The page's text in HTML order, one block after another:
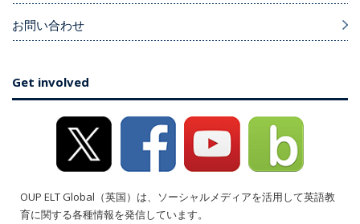
お問い合わせ
Get involved
OUP ELT Global（英国）は、ソーシャルメディアを活用して英語教
育に関する各種情報を発信しています。